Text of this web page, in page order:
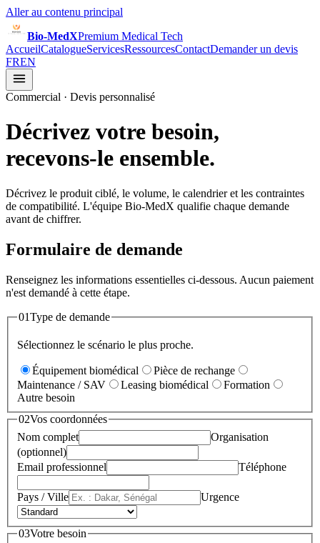
Aller au contenu principal
Bio-MedXPremium Medical Tech
AccueilCatalogueServicesRessourcesContactDemander un devis
FREN
Commercial · Devis personnalisé
Décrivez votre besoin,
recevons-le ensemble.
Décrivez le produit ciblé, le volume, le calendrier et les contraintes
de compatibilité. L'équipe Bio-MedX qualifie chaque demande
avant de chiffrer.
Formulaire de demande
Renseignez les informations essentielles ci-dessous. Aucun paiement
n'est demandé à cette étape.
01Type de demande
Sélectionnez le scénario le plus proche.
Équipement biomédical
Pièce de rechange
Maintenance / SAV
Leasing biomédical
Formation
Autre besoin
02Vos coordonnées
Nom complet
Organisation
(optionnel)
Email professionnel
Téléphone
Pays / Ville Urgence
03Votre besoin